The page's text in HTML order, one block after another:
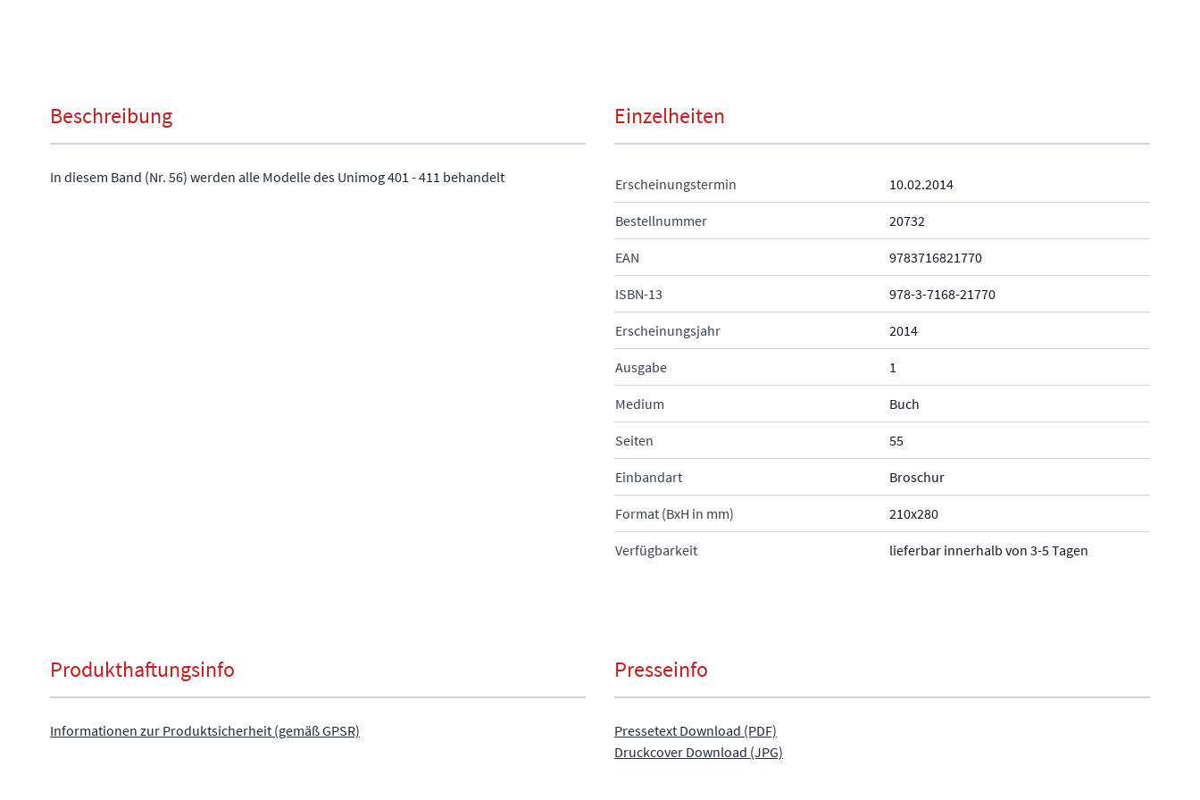
Beschreibung
In diesem Band (Nr. 56) werden alle Modelle des Unimog 401 - 411 behandelt
Einzelheiten
Erscheinungstermin 10.02.2014
Bestellnummer 20732
EAN 9783716821770
ISBN-13 978-3-7168-21770
Erscheinungsjahr 2014
Ausgabe 1
Medium Buch
Seiten 55
Einbandart Broschur
Format (BxH in mm) 210x280
Verfügbarkeit lieferbar innerhalb von 3-5 Tagen
Produkthaftungsinfo
Informationen zur Produktsicherheit (gemäß GPSR)
Presseinfo
Pressetext Download (PDF)
Druckcover Download (JPG)